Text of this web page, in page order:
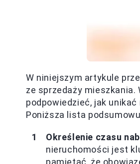
W niniejszym artykule
ze sprzedaży
podpowiedzieć, jak
Poniższa lista
Określenie czasu
nieruchomości jest
pamiętać, że